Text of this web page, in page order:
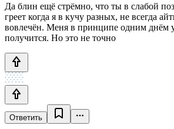
Да блин ещё стрёмно, что ты в слабой
греет когда я в кучу разных, не всегда
вовлечён. Меня в принципе одним днём
получится. Но это не точно
Ответить